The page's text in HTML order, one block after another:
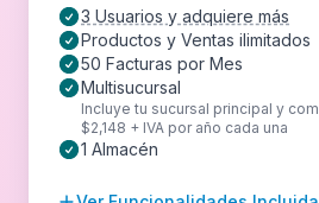
3 Usuarios y adquiere más
Productos y Ventas ilimitados
50 Facturas por Mes
Multisucursal
Incluye tu sucursal principal y
$2,148 + IVA por año cada una
1 Almacén